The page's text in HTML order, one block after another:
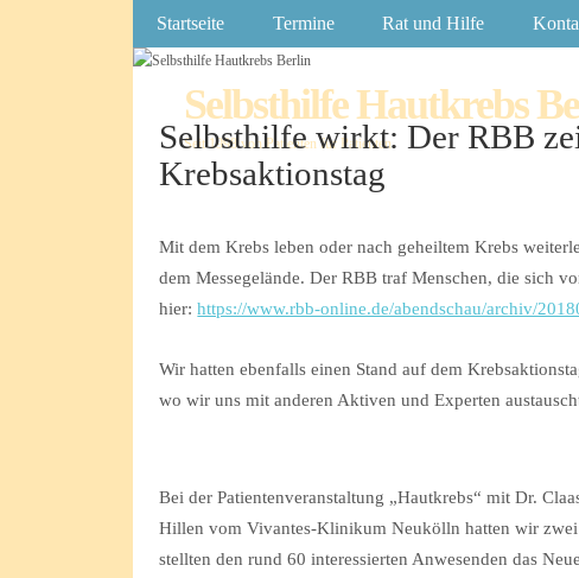
Startseite Termine Rat und Hilfe
Selbsthilfe Hautkrebs
Seit 1998 von Patienten für Patienten
Selbsthilfe wirkt: Der RBB
Krebsaktionstag
Mit dem Krebs leben oder nach geheiltem Krebs
dem Messegelände. Der RBB traf Menschen, die sich
hier:https://www.rbb-online.de/abendschau/archiv/
Wir hatten ebenfalls einen Stand auf dem
wo wir uns mit anderen Aktiven und Experten
Bei der Patientenveranstaltung „Hautkrebs“ mit Dr.
Hillen vom Vivantes-Klinikum Neukölln hatten wir zwei
stellten den rund 60 interessierten Anwesenden das